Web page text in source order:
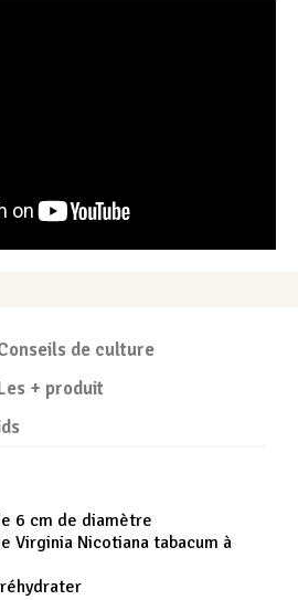
de culture
+ produit
6 cm de diamètre
Virginia Nicotiana tabacum à